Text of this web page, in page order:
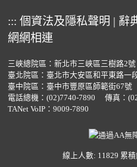
::: 個資法及隱私聲明 | 辭
網網相連
三峽總院區：新北市三峽區三樹路2號
臺北院區：臺北市大安區和平東路一
臺中院區：臺中市豐原區師範街67號
電話總機： (02)7740-7890
傳真：
TANet VoIP：9009-7890
線上人數: 11829 累